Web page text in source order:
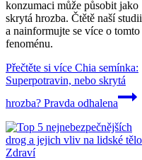
konzumaci může působit jako
skrytá hrozba. Čtětě naší studii
a nainformujte se více o tomto
fenoménu.
Přečtěte si více Chia semínka:
Superpotravin, nebo skrytá
hrozba? Pravda odhalena
Zdraví